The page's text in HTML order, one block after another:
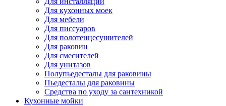
Для кухонных моек
Для мебели
Для писсуаров
Для полотенцесушителей
Для раковин
Для смесителей
Для унитазов
Полупьедесталы для раковины
Пьедесталы для раковины
Средства по уходу за сантехникой
Кухонные мойки